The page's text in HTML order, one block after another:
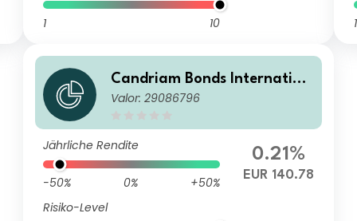
1 10 1
Candriam Bonds Internation
al Class R EUR Cap
Valor: 29086796
Jährliche Rendite
-50% 0%
+50%
Risiko-Level
0.21%
EUR 140.78